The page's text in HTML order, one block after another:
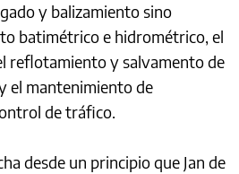
y balizamiento sino
batimétrico e hidrométrico, el
reflotamiento y salvamento de
el mantenimiento de
de tráfico.
desde un principio que Jan de